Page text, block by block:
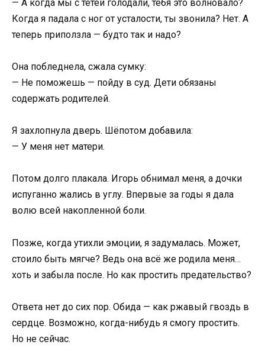
— А когда мы с тётей голодали, тебя это волновало?
Когда я падала с ног от усталости, ты звонила? Нет. А
теперь приползла — будто так и надо?
Она побледнела, сжала сумку:
— Не поможешь — пойду в суд. Дети обязаны
содержать родителей.
Я захлопнула дверь. Шёпотом добавила:
— У меня нет матери.
Потом долго плакала. Игорь обнимал меня, а дочки
испуганно жались в углу. Впервые за годы я дала
волю всей накопленной боли.
Позже, когда утихли эмоции, я задумалась. Может,
стоило быть мягче? Ведь она всё же родила меня…
хоть и забыла после. Но как простить предательство?
Ответа нет до сих пор. Обида — как ржавый гвоздь в
сердце. Возможно, когда-нибудь я смогу простить.
Но не сейчас.